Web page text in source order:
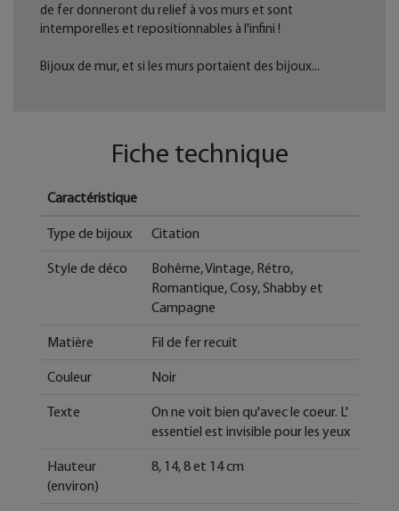
de fer donneront du relief à vos murs et sont
intemporelles et repositionnables à l'infini !
Bijoux de mur, et si les murs portaient des bijoux...
Fiche technique
Caractéristique
Type de bijoux Citation
Style de déco
Bohême, Vintage, Rétro,
Romantique, Cosy, Shabby et
Campagne
Matière Fil de fer recuit
Couleur Noir
Texte
On ne voit bien qu'avec le coeur. L'
essentiel est invisible pour les yeux
Hauteur
(environ)
8, 14, 8 et 14 cm